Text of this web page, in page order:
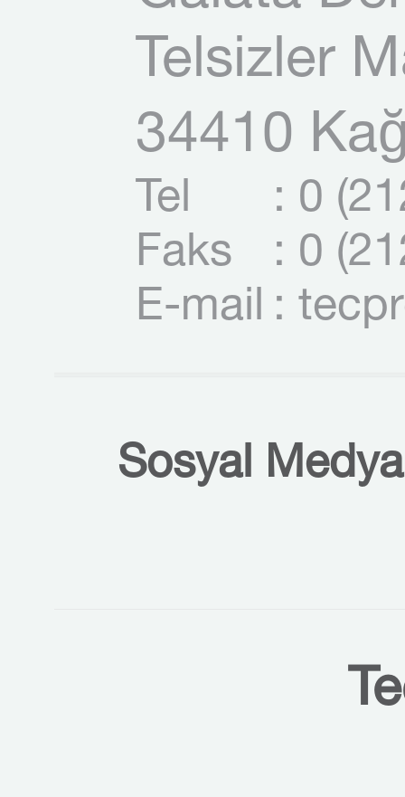
Telsizler
34410
Tel
: 0
Faks
: 0
E-mail :
Sosyal